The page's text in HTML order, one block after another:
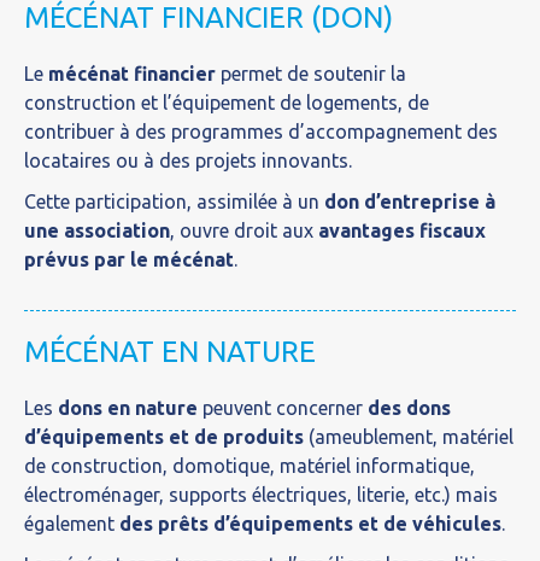
MÉCÉNAT FINANCIER (DON)
Le mécénat financier permet de soutenir la
construction et l’équipement de logements, de
contribuer à des programmes d’accompagnement des
locataires ou à des projets innovants.
Cette participation, assimilée à un don d’entreprise à
une association, ouvre droit aux avantages fiscaux
prévus par le mécénat.
MÉCÉNAT EN NATURE
Les dons en nature peuvent concerner des dons
d’équipements et de produits (ameublement, matériel
de construction, domotique, matériel informatique,
électroménager, supports électriques, literie, etc.) mais
également des prêts d’équipements et de véhicules.